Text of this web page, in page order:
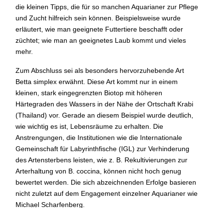
die kleinen Tipps, die für so manchen Aquarianer zur Pflege
und Zucht hilfreich sein können. Beispielsweise wurde
erläutert, wie man geeignete Futtertiere beschafft oder
züchtet; wie man an geeignetes Laub kommt und vieles
mehr.
Zum Abschluss sei als besonders hervorzuhebende Art
Betta simplex erwähnt. Diese Art kommt nur in einem
kleinen, stark eingegrenzten Biotop mit höheren
Härtegraden des Wassers in der Nähe der Ortschaft Krabi
(Thailand) vor. Gerade an diesem Beispiel wurde deutlich,
wie wichtig es ist, Lebensräume zu erhalten. Die
Anstrengungen, die Institutionen wie die Internationale
Gemeinschaft für Labyrinthfische (IGL) zur Verhinderung
des Artensterbens leisten, wie z. B. Rekultivierungen zur
Arterhaltung von B. coccina, können nicht hoch genug
bewertet werden. Die sich abzeichnenden Erfolge basieren
nicht zuletzt auf dem Engagement einzelner Aquarianer wie
Michael Scharfenberg.